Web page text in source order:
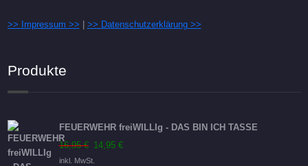
>> Impressum >> >> Datenschutzerklärung >>
Produkte
FEUERWEHR freiWILLIg - DAS BIN ICH TASSE
16,95€ Ursprünglicher
Preis
14,95 €
inkl. MwSt.